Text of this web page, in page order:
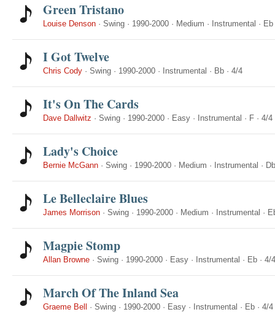
Green Tristano
Louise Denson · Swing · 1990-2000 · Medium · Instrumental · Eb
I Got Twelve
Chris Cody · Swing · 1990-2000 · Instrumental · Bb · 4/4
It's On The Cards
Dave Dallwitz · Swing · 1990-2000 · Easy · Instrumental · F · 4/4
Lady's Choice
Bernie McGann · Swing · 1990-2000 · Medium · Instrumental · Db
Le Belleclaire Blues
James Morrison · Swing · 1990-2000 · Medium · Instrumental ·
Magpie Stomp
Allan Browne · Swing · 1990-2000 · Easy · Instrumental · Eb · 4/4
March Of The Inland Sea
Graeme Bell · Swing · 1990-2000 · Easy · Instrumental · Eb · 4/4